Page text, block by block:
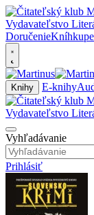
Doručenie
Knihy E-knihy
Vyhľadávanie
Prihlásiť